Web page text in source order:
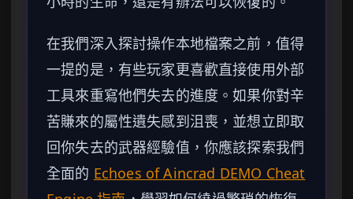
在我們深入探討操作本地檔案之前，值得
一提的是，有些玩家更喜歡直接使用外部
工具來重寫他們失去的進度。如果你對辛
苦賺來的屬性遺失感到沮喪，並想立即取
回你失去的武器經驗值，你應該探索我們
全面的 Echoes of Aincrad DEMO Cheat